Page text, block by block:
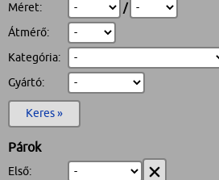
Méret:
/
Átmérő:
Kategória:
Gyártó:
Keres »
Párok
Első: